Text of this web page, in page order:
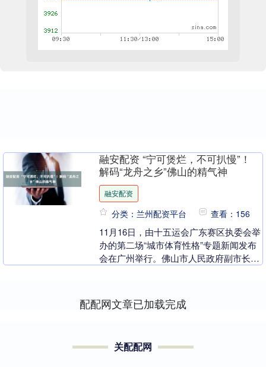
融安配资 “宁可煲烂，不可扒慢”！
解码“龙舟之乡”佛山的精气神
融安配资
分类：兰州配资平台 查看：156
11月16日，由十五运会广东赛区执委会举
办的第二场“城市体育性格”专题新闻发布
会在广州举行。佛山市人民政府副市长、
配配网文章已加载完成
关配配网